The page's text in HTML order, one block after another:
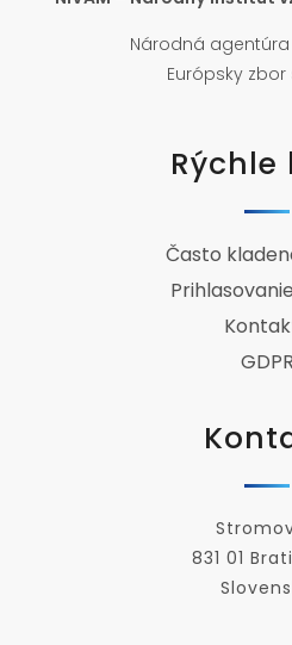
Národná agentúra
Európsky
Rýchle
Často
GDPR
831 01